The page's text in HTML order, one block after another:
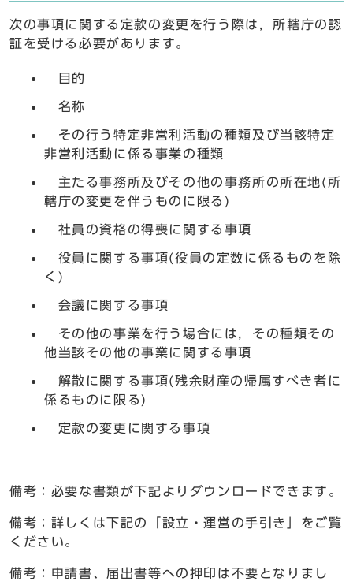
次の事項に関する定款の変更を行う際は，所轄庁の認
証を受ける必要があります。
目的
名称
その行う特定非営利活動の種類及び当該特定
非営利活動に係る事業の種類
主たる事務所及びその他の事務所の所在地(所
轄庁の変更を伴うものに限る)
社員の資格の得喪に関する事項
役員に関する事項(役員の定数に係るものを除
く)
会議に関する事項
その他の事業を行う場合には，その種類その
他当該その他の事業に関する事項
解散に関する事項(残余財産の帰属すべき者に
係るものに限る)
定款の変更に関する事項
備考：必要な書類が下記よりダウンロードできます。
備考：詳しくは下記の「設立・運営の手引き」をご覧
ください。
備考：申請書、届出書等への押印は不要となりまし